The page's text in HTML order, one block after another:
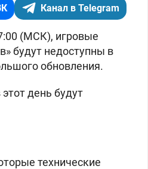
Канал в Telegram
(МСК), игровые
будут недоступны в
обновления.
день будут
технические